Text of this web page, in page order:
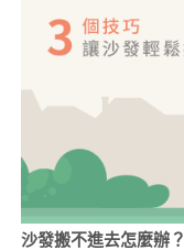
沙發搬不進去怎麼辦